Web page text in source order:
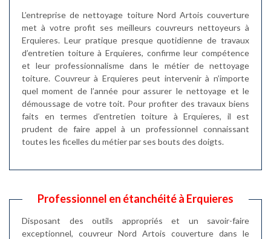
L’entreprise de nettoyage toiture Nord Artois couverture
met à votre profit ses meilleurs couvreurs nettoyeurs à
Erquieres. Leur pratique presque quotidienne de travaux
d’entretien toiture à Erquieres, confirme leur compétence
et leur professionnalisme dans le métier de nettoyage
toiture. Couvreur à Erquieres peut intervenir à n’importe
quel moment de l’année pour assurer le nettoyage et le
démoussage de votre toit. Pour profiter des travaux biens
faits en termes d’entretien toiture à Erquieres, il est
prudent de faire appel à un professionnel connaissant
toutes les ficelles du métier par ses bouts des doigts.
Professionnel en étanchéité à Erquieres
Disposant des outils appropriés et un savoir-faire
exceptionnel, couvreur Nord Artois couverture dans le